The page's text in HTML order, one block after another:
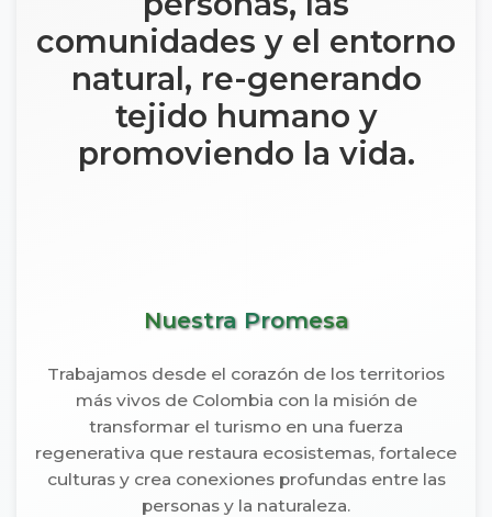
comunidades y el entorno
natural, re-generando
tejido humano y
promoviendo la vida.
Nuestra Promesa
Trabajamos desde el corazón de los territorios
más vivos de Colombia con la misión de
transformar el turismo en una fuerza
regenerativa que restaura ecosistemas, fortalece
culturas y crea conexiones profundas entre las
personas y la naturaleza.